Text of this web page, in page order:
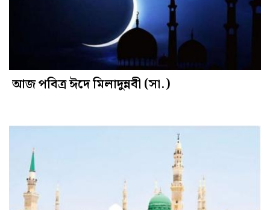
আজ পবিত্র ঈদে মিলাদুন্নবী (সা.)